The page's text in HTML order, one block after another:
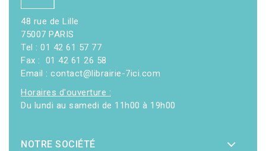
48 rue de Lille
75007 PARIS
Tel : 01 42 61 57 77
Fax : 01 42 61 26 58
Email : contact@librairie-7ici.com
Horaires d'ouverture :
Du lundi au samedi de 11h00 à 19h00
NOTRE SOCIÉTÉ